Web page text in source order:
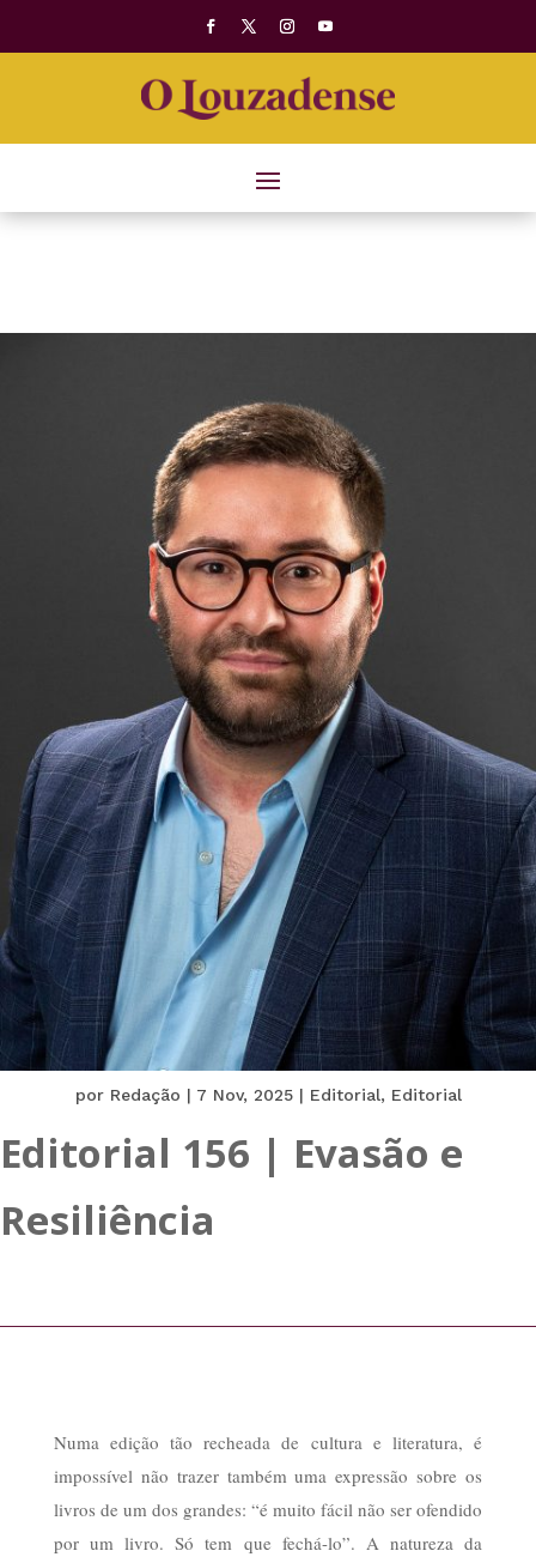
por Redação | 7 Nov, 2025| Editorial, Editorial
Editorial 156 | Evasão e
Resiliência
Numa edição tão recheada de cultura e literatura, é
impossível não trazer também uma expressão sobre os
livros de um dos grandes: “é muito fácil não ser ofendido
por um livro. Só tem que fechá-lo”. A natureza da